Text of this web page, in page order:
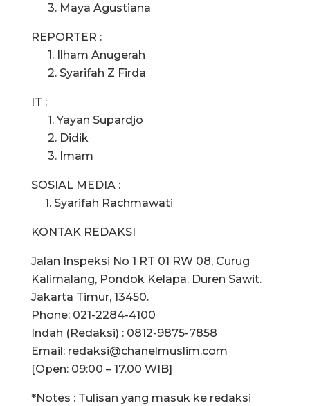
3. Maya Agustiana
REPORTER :
1. Ilham Anugerah
2. Syarifah Z Firda
IT :
1. Yayan Supardjo
2. Didik
3. Imam
SOSIAL MEDIA :
1. Syarifah Rachmawati
KONTAK REDAKSI
Jalan Inspeksi No 1 RT 01 RW 08, Curug
Kalimalang, Pondok Kelapa. Duren Sawit.
Jakarta Timur, 13450.
Phone: 021-2284-4100
Indah (Redaksi) : 0812-9875-7858
Email: redaksi@chanelmuslim.com
[Open: 09:00 – 17.00 WIB]
*Notes : Tulisan yang masuk ke redaksi